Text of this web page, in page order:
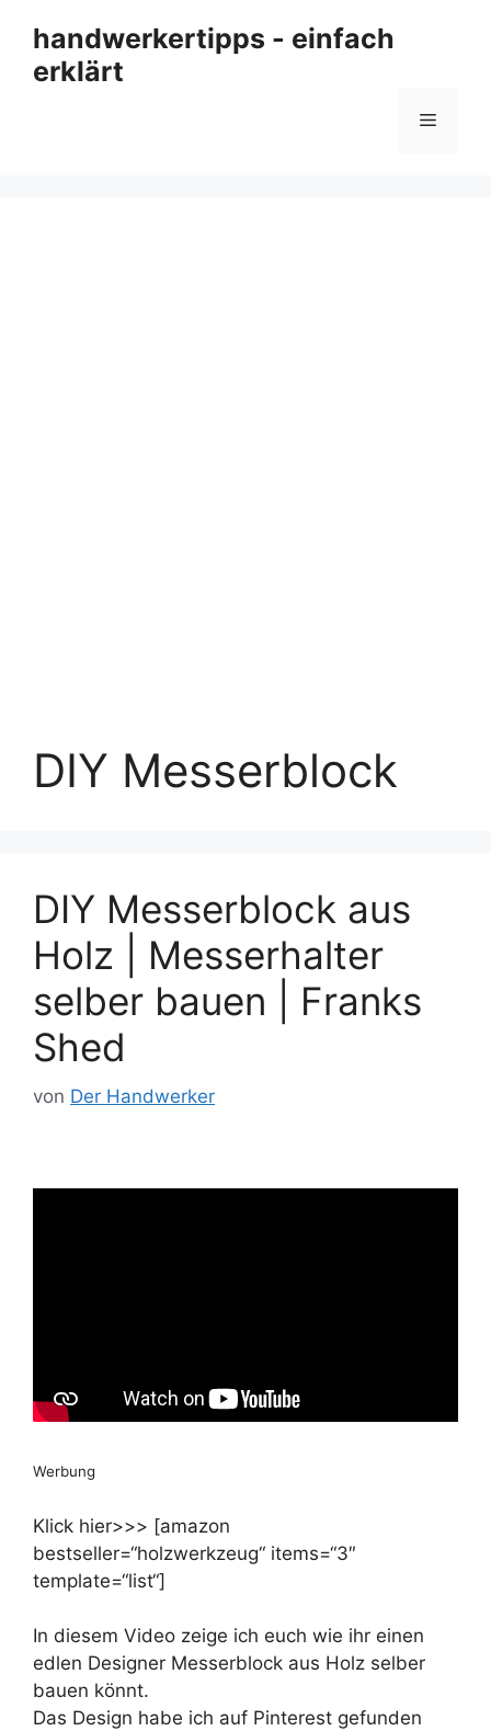
Inhalt
springen
handwerkertipps - einfach
erklärt
Menü
DIY Messerblock
DIY Messerblock aus
Holz | Messerhalter
selber bauen | Franks
Shed
von Der Handwerker
Werbung
Klick hier>>> [amazon
bestseller=“holzwerkzeug“ items=“3″
template=“list“]
In diesem Video zeige ich euch wie ihr einen
edlen Designer Messerblock aus Holz selber
bauen könnt.
Das Design habe ich auf Pinterest gefunden